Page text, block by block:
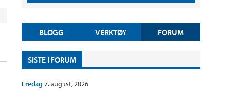
BLOGG VERKTØY FORUM
SISTE I FORUM
Fredag7. august, 2026